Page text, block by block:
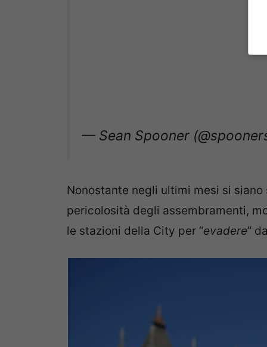
— Sean Spooner
Nonostante negli ultimi mesi si
pericolosità degli assembramenti,
le stazioni della City per “evadere”